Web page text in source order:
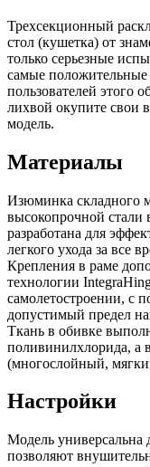
Трехсекционный
стол (кушетка) от
только серьезные
самые положительные
пользователей этого
лихвой окупите свои
модель.
Материалы
Изюминка складного
высокопрочной стали
разработана для
легкого ухода за все
Крепления в раме
технологии
самолетостроении, с
допустимый предел
Ткань в обивке
поливинилхлорида, а
(многослойный,
Настройки
Модель универсальна
позволяют